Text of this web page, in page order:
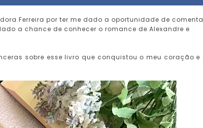
Ferreira por ter me dado a oportunidade de
a chance de conhecer o romance de Alexandre e
sobre esse livro que conquistou o meu coração e